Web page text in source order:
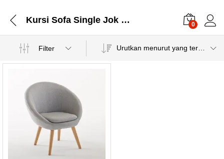
Kursi Sofa Single Jok Fabric Vienna 0
Filter